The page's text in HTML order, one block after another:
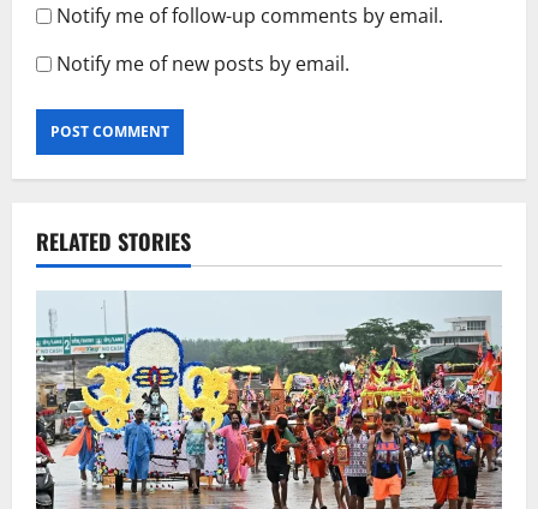
Notify me of follow-up comments by email.
Notify me of new posts by email.
RELATED STORIES